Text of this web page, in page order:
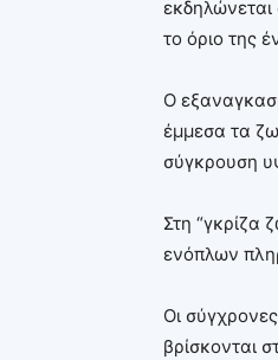
εκδηλώνεται
το όριο της
Ο
έμμεσα τα
σύγκρουση
Στη “γκρίζα
ενόπλων
Οι
βρίσκονται